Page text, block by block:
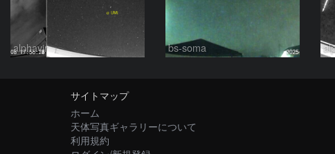
alphavir bs-soma
サイトマップ
ホーム
天体写真ギャラリーについて
利用規約